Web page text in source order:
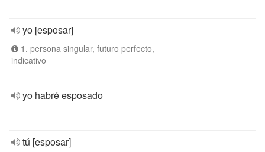
yo [esposar]
1. persona singular, futuro perfecto,
indicativo
yo habré esposado
tú [esposar]